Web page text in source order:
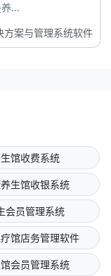
...
方案与管理系统软件
馆收费系统
生馆收银系统
会员管理系统
馆店务管理软件
会员管理系统